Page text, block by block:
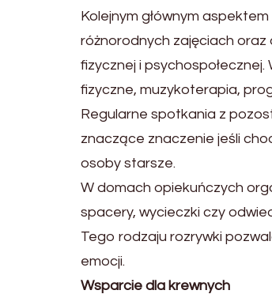
Kolejnym głównym
różnorodnych zajęciach
fizycznej i
fizyczne, muzykoterapia,
Regularne spotkania z
znaczące znaczenie jeśli
osoby starsze.
W domach opiekuńczych
spacery, wycieczki czy
Tego rodzaju rozrywki
emocji.
Wsparcie dla krewnych